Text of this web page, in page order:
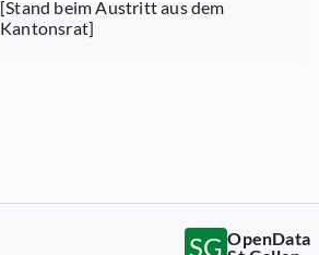
[Stand beim Austritt aus dem
Kantonsrat]
SG OpenData